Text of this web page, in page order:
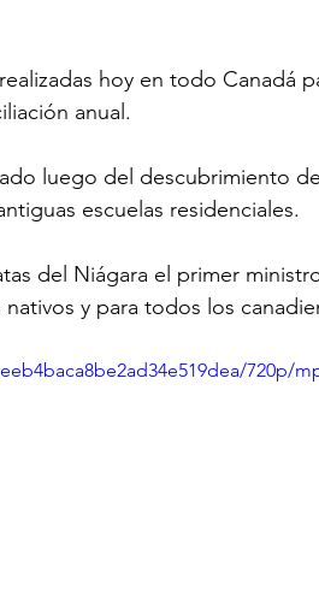
hoy en todo Canadá
anual.
luego del descubrimiento
escuelas residenciales.
del Niágara el primer
y para todos los
720p/